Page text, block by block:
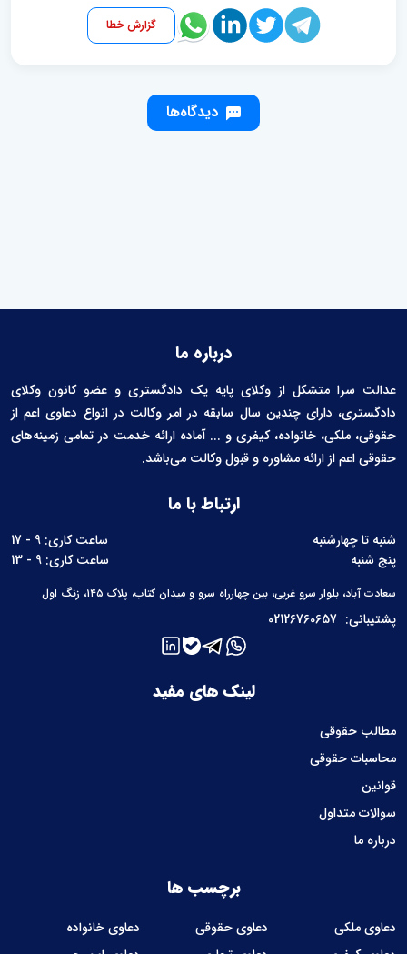
گزارش خطا
دیدگاه‌ها
درباره ما
عدالت سرا متشکل از وکلای پایه یک دادگستری و عضو کانون وکلای
دادگستری، دارای چندین سال سابقه در امر وکالت در انواع دعاوی اعم از
حقوقی، ملکی، خانواده، کیفری و ... آماده ارائه خدمت در تمامی زمینه‌های
حقوقی اعم از ارائه مشاوره و قبول وکالت می‌باشد.
لینک های مفید
مطالب حقوقی
محاسبات حقوقی
قوانین
سوالات متداول
درباره ما
برچسب ها
دعاوی ملکی دعاوی حقوقی
دعاوی خانواده
ارتباط با ما
شنبه تا چهارشنبه
ساعت کاری: 9 - 17
پنج شنبه
ساعت کاری: 9 - 13
سعادت آباد، بلوار سرو غربی، بین چهارراه سرو و میدان کتاب، پلاک ۱۴۵، زنگ اول
پشتیبانی: 02126760657